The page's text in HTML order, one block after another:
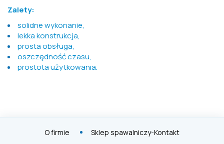
Zalety:
solidne wykonanie,
lekka konstrukcja,
prosta obsługa,
oszczędność czasu,
prostota użytkowania.
O firmie
Sklep spawalniczy-Kontakt